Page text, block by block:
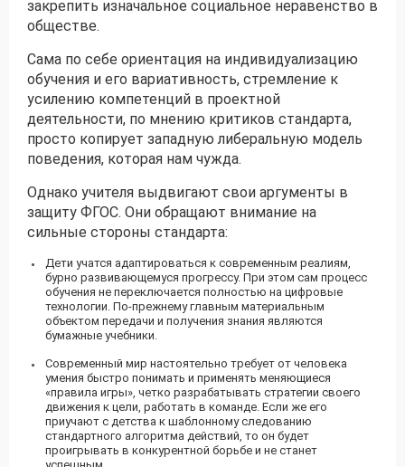
закрепить изначальное социальное неравенство в
обществе.
Сама по себе ориентация на индивидуализацию
обучения и его вариативность, стремление к
усилению компетенций в проектной
деятельности, по мнению критиков стандарта,
просто копирует западную либеральную модель
поведения, которая нам чужда.
Однако учителя выдвигают свои аргументы в
защиту ФГОС. Они обращают внимание на
сильные стороны стандарта:
Дети учатся адаптироваться к современным реалиям,
бурно развивающемуся прогрессу. При этом сам процесс
обучения не переключается полностью на цифровые
технологии. По-прежнему главным материальным
объектом передачи и получения знания являются
бумажные учебники.
Современный мир настоятельно требует от человека
умения быстро понимать и применять меняющиеся
«правила игры», четко разрабатывать стратегии своего
движения к цели, работать в команде. Если же его
приучают с детства к шаблонному следованию
стандартного алгоритма действий, то он будет
проигрывать в конкурентной борьбе и не станет